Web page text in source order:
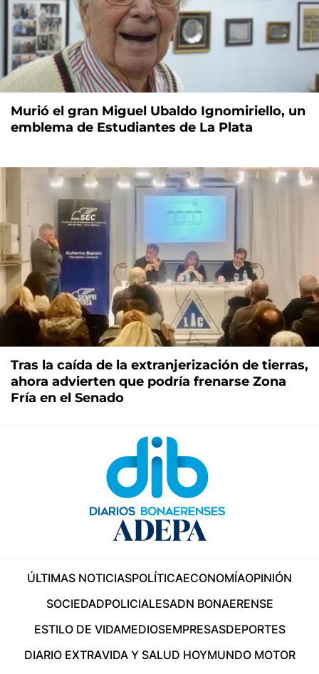
Murió el gran Miguel Ubaldo Ignomiriello, un
emblema de Estudiantes de La Plata
Tras la caída de la extranjerización de tierras,
ahora advierten que podría frenarse Zona
Fría en el Senado
ÚLTIMAS NOTICIASPOLÍTICAECONOMÍAOPINIÓN
SOCIEDADPOLICIALESADN BONAERENSE
ESTILO DE VIDAMEDIOSEMPRESASDEPORTES
DIARIO EXTRAVIDA Y SALUD HOYMUNDO MOTOR